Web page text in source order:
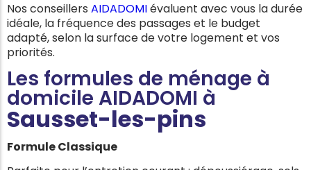
Nos conseillers AIDADOMIévaluent avec vous la durée
idéale, la fréquence des passages et le budget
adapté, selon la surface de votre logement et vos
priorités.
Les formules de ménage à
domicile AIDADOMI à
Sausset-les-pins
Formule Classique